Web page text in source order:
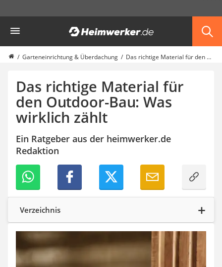
Garten
Akku-Laubsauger
Faltpavillon
Schlauchtrommel
Solar-Lichterkette außen
Teleskopleiter
Ameisengift
Pavillon
Sichtschutzstreifen
Akku-Laubbläser
Koifutter
Kassettenmarkise
Bosch-Heckenschere
Stihl-Laubbläser
Minidumper
Garteneinrichtung & Überdachung Das richtige Material für den Outdoor-Bau: Was wirklich zählt
Das richtige Material für
den Outdoor-Bau: Was
wirklich zählt
Ein Ratgeber aus der heimwerker.de
Redaktion
Verzeichnis